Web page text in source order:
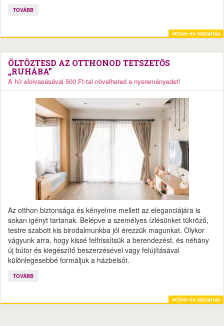
TOVÁBB
otthon és háztartás
ÖLTÖZTESD AZ OTTHONOD TETSZETŐS
„RUHÁBA”
A hír elolvasásával 500 Ft-tal növelheted a nyereményedet!
Az otthon biztonsága és kényelme mellett az eleganciájára is
sokan igényt tartanak. Belépve a személyes ízlésünket tükröző,
testre szabott kis birodalmunkba jól érezzük magunkat. Olykor
vágyunk arra, hogy kissé felfrissítsük a berendezést, és néhány
új bútor és kiegészítő beszerzésével vagy felújításával
különlegesebbé formáljuk a házbelsőt.
TOVÁBB
otthon és háztartás